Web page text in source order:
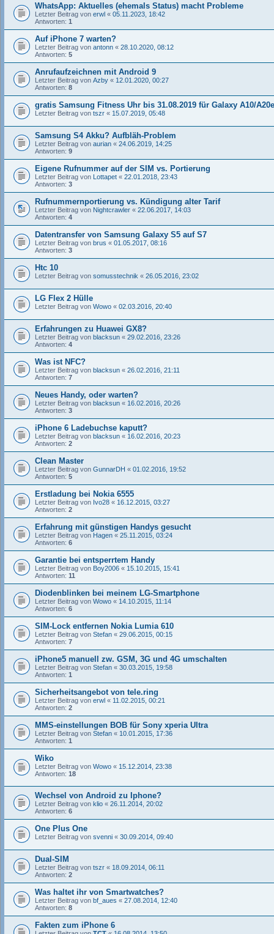
WhatsApp: Aktuelles (ehemals Status) macht Probleme
Letzter Beitrag von erwl « 05.11.2023, 18:42
Antworten: 1
Auf iPhone 7 warten?
Letzter Beitrag von antonn « 28.10.2020, 08:12
Antworten: 5
Anrufaufzeichnen mit Android 9
Letzter Beitrag von Azby « 12.01.2020, 00:27
Antworten: 8
gratis Samsung Fitness Uhr bis 31.08.2019 für Galaxy A10/
Letzter Beitrag von tszr « 15.07.2019, 05:48
Samsung S4 Akku? Aufbläh-Problem
Letzter Beitrag von aurian « 24.06.2019, 14:25
Antworten: 9
Eigene Rufnummer auf der SIM vs. Portierung
Letzter Beitrag von Lottapet « 22.01.2018, 23:43
Antworten: 3
Rufnummernportierung vs. Kündigung alter Tarif
Letzter Beitrag von Nightcrawler « 22.06.2017, 14:03
Antworten: 4
Datentransfer von Samsung Galaxy S5 auf S7
Letzter Beitrag von brus « 01.05.2017, 08:16
Antworten: 3
Htc 10
Letzter Beitrag von somusstechnik « 26.05.2016, 23:02
LG Flex 2 Hülle
Letzter Beitrag von Wowo « 02.03.2016, 20:40
Erfahrungen zu Huawei GX8?
Letzter Beitrag von blacksun « 29.02.2016, 23:26
Antworten: 4
Was ist NFC?
Letzter Beitrag von blacksun « 26.02.2016, 21:11
Antworten: 7
Neues Handy, oder warten?
Letzter Beitrag von blacksun « 16.02.2016, 20:26
Antworten: 3
iPhone 6 Ladebuchse kaputt?
Letzter Beitrag von blacksun « 16.02.2016, 20:23
Antworten: 2
Clean Master
Letzter Beitrag von GunnarDH « 01.02.2016, 19:52
Antworten: 5
Erstladung bei Nokia 6555
Letzter Beitrag von Ivo28 « 16.12.2015, 03:27
Antworten: 2
Erfahrung mit günstigen Handys gesucht
Letzter Beitrag von Hagen « 25.11.2015, 03:24
Antworten: 6
Garantie bei entsperrtem Handy
Letzter Beitrag von Boy2006 « 15.10.2015, 15:41
Antworten: 11
Diodenblinken bei meinem LG-Smartphone
Letzter Beitrag von Wowo « 14.10.2015, 11:14
Antworten: 6
SIM-Lock entfernen Nokia Lumia 610
Letzter Beitrag von Stefan « 29.06.2015, 00:15
Antworten: 7
iPhone5 manuell zw. GSM, 3G und 4G umschalten
Letzter Beitrag von Stefan « 30.03.2015, 19:58
Antworten: 1
Sicherheitsangebot von tele.ring
Letzter Beitrag von erwl « 11.02.2015, 00:21
Antworten: 2
MMS-einstellungen BOB für Sony xperia Ultra
Letzter Beitrag von Stefan « 10.01.2015, 17:36
Antworten: 1
Wiko
Letzter Beitrag von Wowo « 15.12.2014, 23:38
Antworten: 18
Wechsel von Android zu Iphone?
Letzter Beitrag von klio « 26.11.2014, 20:02
Antworten: 6
One Plus One
Letzter Beitrag von svenni « 30.09.2014, 09:40
Dual-SIM
Letzter Beitrag von tszr « 18.09.2014, 06:11
Antworten: 2
Was haltet ihr von Smartwatches?
Letzter Beitrag von bf_aues « 27.08.2014, 12:40
Antworten: 8
Fakten zum iPhone 6